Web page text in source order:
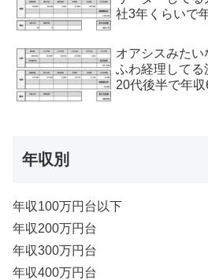
社3年くらいで
オアシスみたい
ふわ経理してる
20代後半で年収
年収別
年収100万円台以下
年収200万円台
年収300万円台
年収400万円台